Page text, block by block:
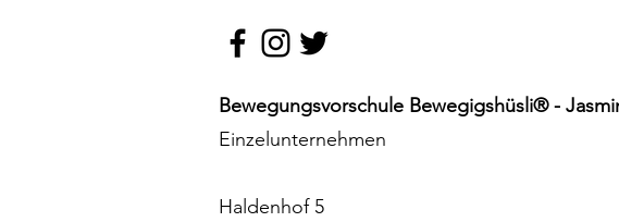
Bewegungsvorschule Bewegigshüsli® -
Einzelunternehmen
Haldenhof 5